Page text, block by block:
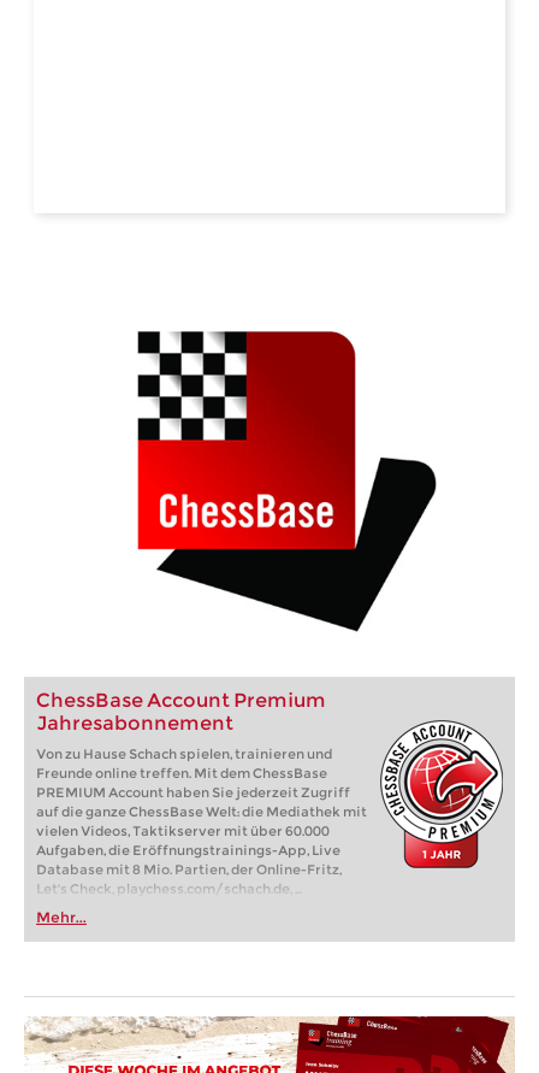
ChessBase Account Premium
Jahresabonnement
Von zu Hause Schach spielen, trainieren und
Freunde online treffen. Mit dem ChessBase
PREMIUM Account haben Sie jederzeit Zugriff
auf die ganze ChessBase Welt: die Mediathek mit
vielen Videos, Taktikserver mit über 60.000
Aufgaben, die Eröffnungstrainings-App, Live
Database mit 8 Mio. Partien, der Online-Fritz,
Let's Check, playchess.com/schach.de, ...
Mehr...